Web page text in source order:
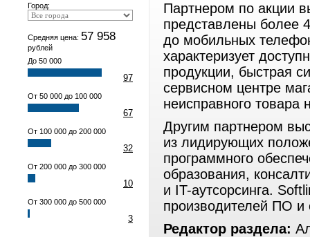
Город:
Средняя цена: 57 958
рублей
До 50 000
97
От 50 000 до 100 000
67
От 100 000 до 200 000
32
От 200 000 до 300 000
10
От 300 000 до 500 000
3
Партнером по акции
представлены более
до мобильных
характеризует
продукции, быстрая
сервисном центре
неисправного товара
Другим партнером
из лидирующих
программного
образования,
и IT-аутсорсинга.
производителей ПО
Редактор раздела: